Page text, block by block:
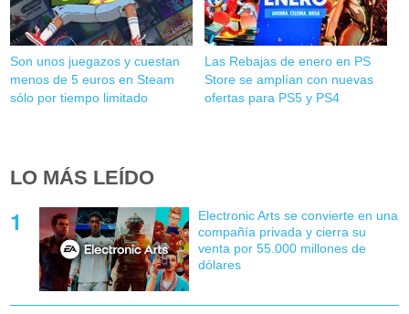
Son unos juegazos y cuestan
menos de 5 euros en Steam
sólo por tiempo limitado
Las Rebajas de enero en PS
Store se amplían con nuevas
ofertas para PS5 y PS4
LO MÁS LEÍDO
Electronic Arts se convierte en una
compañía privada y cierra su
venta por 55.000 millones de
dólares